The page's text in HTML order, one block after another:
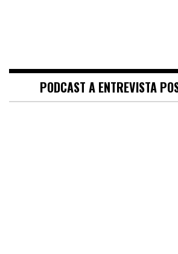
PODCAST A ENTREVISTA